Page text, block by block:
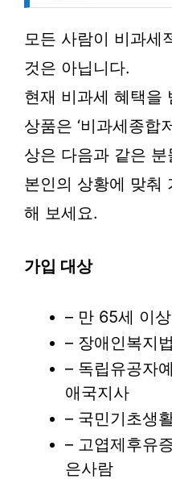
모든 사람이 비과세
것은 아닙니다.
현재 비과세 혜택을
상품은 ‘비과세종합
상은 다음과 같은 분
본인의 상황에 맞춰
해 보세요.
가입 대상
– 만 65세 이
– 장애인복지
– 독립유공자
애국지사
– 국민기초생
– 고엽제후유
은사람